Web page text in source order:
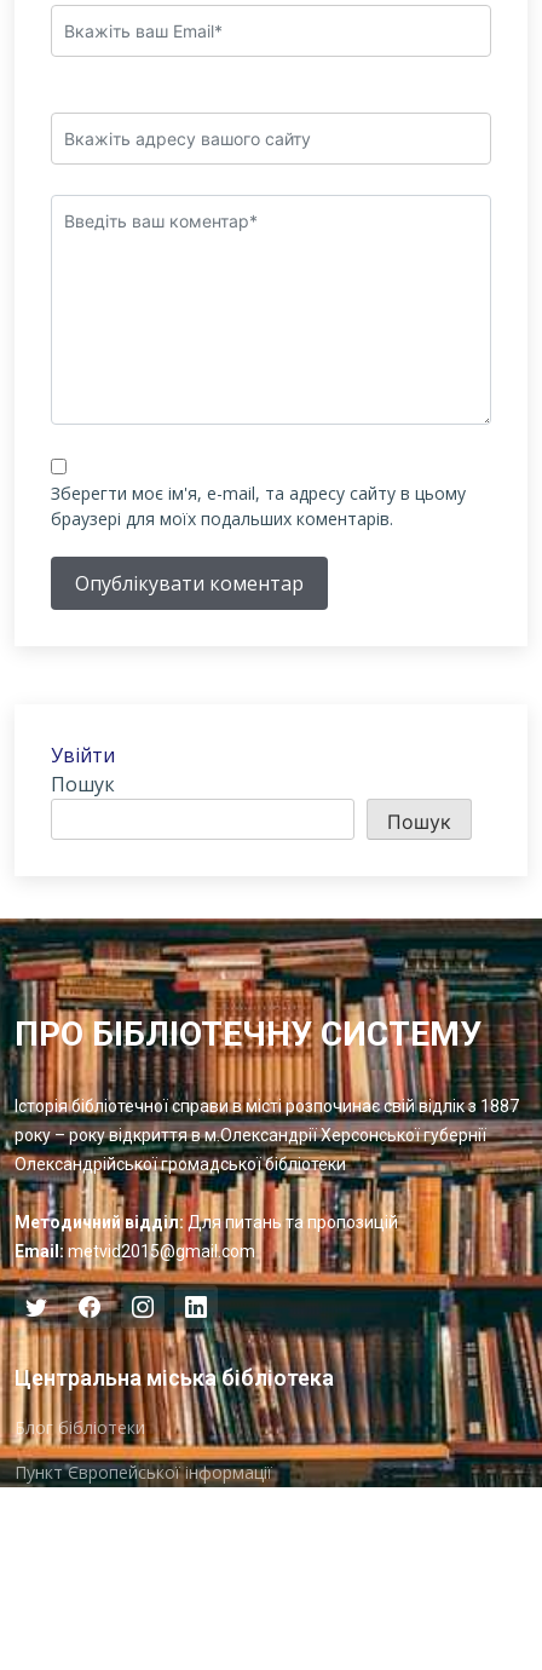
Зберегти моє ім'я, e-mail, та адресу сайту в цьому
браузері для моїх подальших коментарів.
Опублікувати коментар
Увійти
Пошук
Пошук
ПРО БІБЛІОТЕЧНУ СИСТЕМУ
Історія бібліотечної справи в місті розпочинає свій відлік з 1887
року – року відкриття в м.Олександрії Херсонської губернії
Олександрійської громадської бібліотеки
Методичний відділ: Для питань та пропозицій
Email: metvid2015@gmail.com
Центральна міська бібліотека
Блог бібліотеки
Пункт Європейської інформації